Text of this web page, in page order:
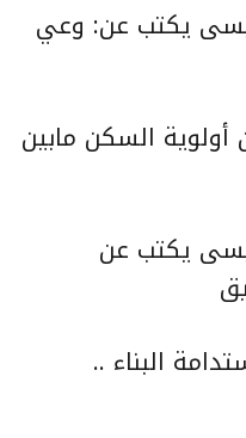
يكتب عن: وعي
أولوية السكن مابين
يكتب عن
البناء ..